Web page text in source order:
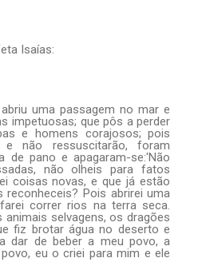
Isaías:
uma passagem no mar e
impetuosas; que pôs a perder
e homens corajosos; pois
não ressuscitarão, foram
de pano e apagaram-se:'Não
não olheis para fatos
coisas novas, e que já estão
reconheceis? Pois abrirei uma
correr rios na terra seca.
selvagens, os dragões
fiz brotar água no deserto e
dar de beber a meu povo, a
eu o criei para mim e ele